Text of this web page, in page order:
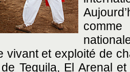
vivant et exploité de
Tequila, El Arenal